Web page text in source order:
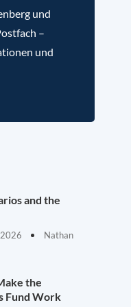
und
–
und
and the
Nathan
the
Fund Work